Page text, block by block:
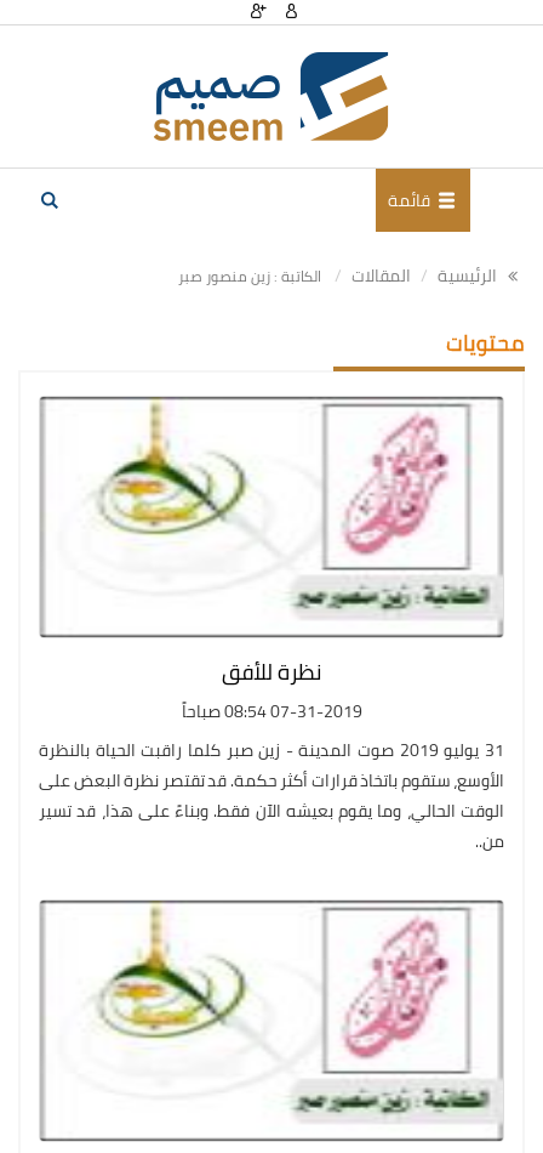
قائمة
الرئيسية المقالات الكاتبة : زين منصور صبر
محتويات
نظرة للأفق
07-31-2019 08:54 صباحاً
31 يوليو 2019 صوت المدينة - زين صبر كلما راقبت الحياة بالنظرة
الأوسع، ستقوم باتخاذ قرارات أكثر حكمة. قد تقتصر نظرة البعض على
الوقت الحالي، وما يقوم بعيشه الآن فقط. وبناءً على هذا، قد تسير
من..